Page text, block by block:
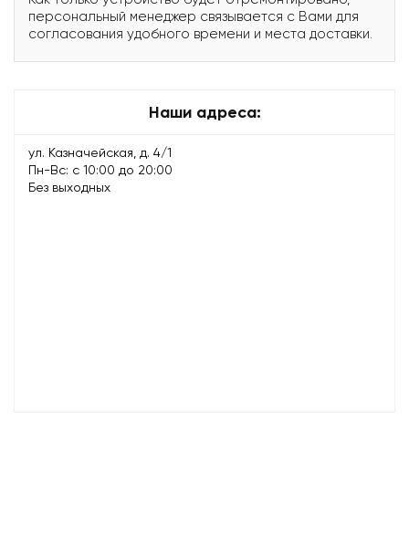
персональный менеджер связывается с Вами для
согласования удобного времени и места доставки.
Наши адреса:
ул. Казначейская, д. 4/1
Пн-Вс: с 10:00 до 20:00
Без выходных